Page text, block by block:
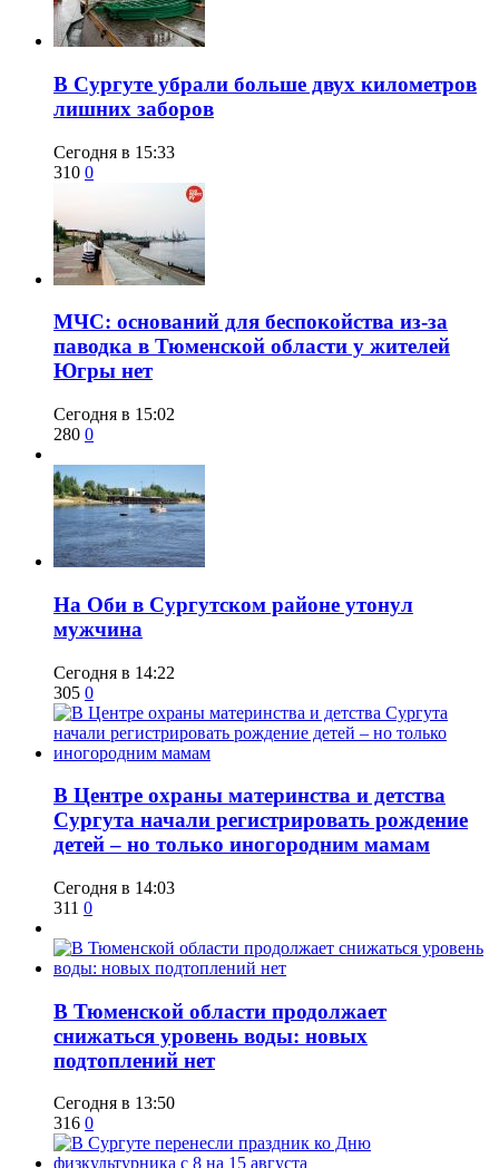
​В Сургуте убрали больше двух километров
лишних заборов
Сегодня в 15:33
310 0
​МЧС: оснований для беспокойства из-за
паводка в Тюменской области у жителей
Югры нет
Сегодня в 15:02
280 0
​На Оби в Сургутском районе утонул
мужчина
Сегодня в 14:22
305 0
​В Центре охраны материнства и детства
Сургута начали регистрировать рождение
детей – но только иногородним мамам
Сегодня в 14:03
311 0
​В Тюменской области продолжает
снижаться уровень воды: новых
подтоплений нет
Сегодня в 13:50
316 0